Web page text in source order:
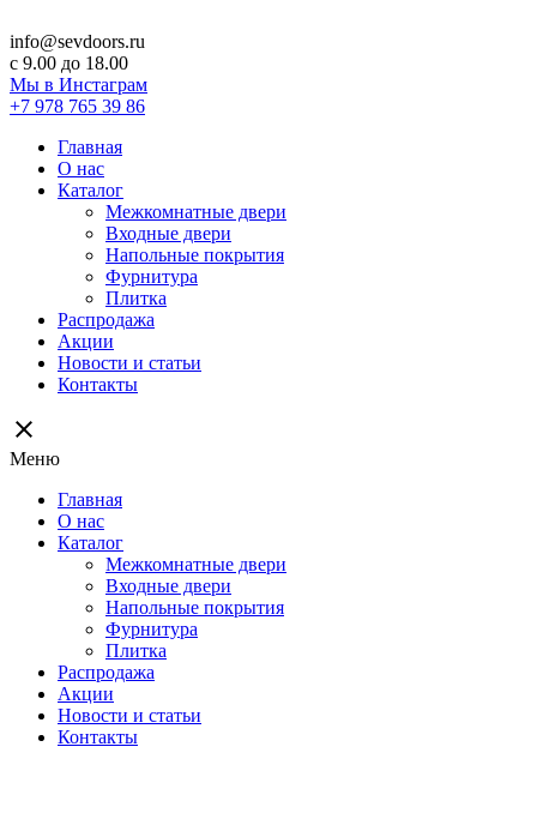
info@sevdoors.ru
c 9.00 до 18.00
Мы в Инстаграм
+7 978 765 39 86
Главная
О нас
Каталог
Межкомнатные двери
Входные двери
Напольные покрытия
Фурнитура
Плитка
Распродажа
Акции
Новости и статьи
Контакты
close
Меню
Главная
О нас
Каталог
Межкомнатные двери
Входные двери
Напольные покрытия
Фурнитура
Плитка
Распродажа
Акции
Новости и статьи
Контакты